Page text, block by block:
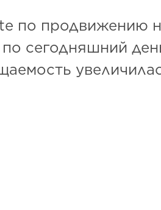
по продвижению
сегодняшний